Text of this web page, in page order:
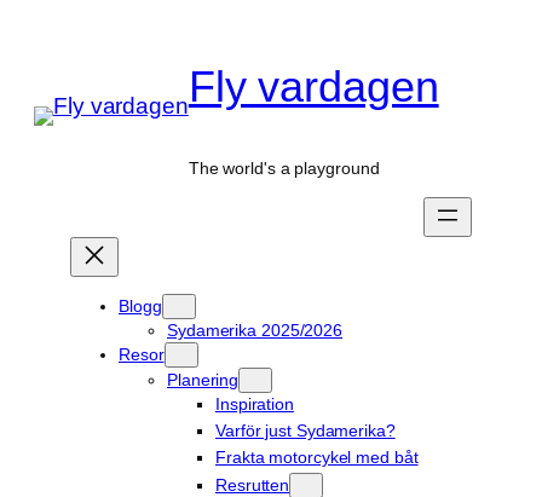
Fly vardagen
The world's a playground
Blogg
Sydamerika 2025/2026
Resor
Planering
Inspiration
Varför just Sydamerika?
Frakta motorcykel med båt
Resrutten